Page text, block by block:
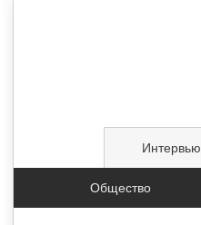
Интервью
Общество